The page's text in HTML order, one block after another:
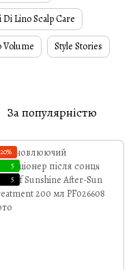
Di Lino Scalp Care
Volume Style Stories
За популярністю
5
5